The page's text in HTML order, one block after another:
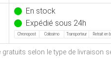
En stock
Expédié sous 24h
Chronopost Colissimo Transporteur Retrait en
gratuits selon le type de livraison